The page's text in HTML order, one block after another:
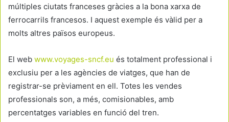
múltiples ciutats franceses gràcies a la bona xarxa de
ferrocarrils francesos. I aquest exemple és vàlid per a
molts altres països europeus.
El web www.voyages-sncf.eu és totalment professional i
exclusiu per a les agències de viatges, que han de
registrar-se prèviament en ell. Totes les vendes
professionals son, a més, comisionables, amb
percentatges variables en funció del tren.